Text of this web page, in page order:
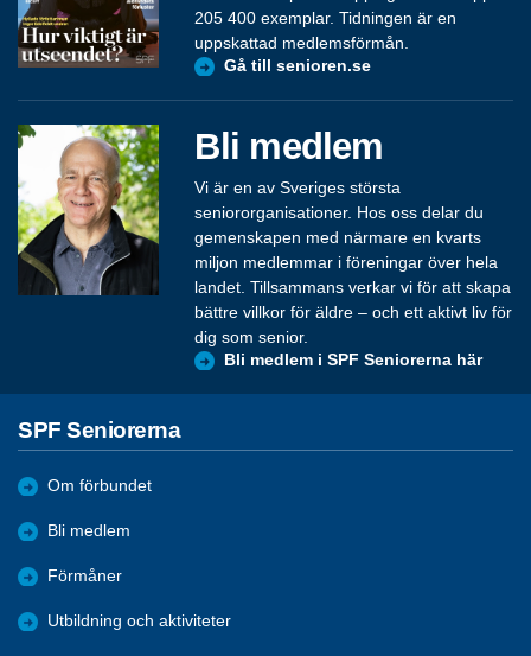
205 400 exemplar. Tidningen är en
uppskattad medlemsförmån.
Gå till senioren.se
Bli medlem
Vi är en av Sveriges största
seniororganisationer. Hos oss delar du
gemenskapen med närmare en kvarts
miljon medlemmar i föreningar över hela
landet. Tillsammans verkar vi för att skapa
bättre villkor för äldre – och ett aktivt liv för
dig som senior.
Bli medlem i SPF Seniorerna här
SPF Seniorerna
Om förbundet
Bli medlem
Förmåner
Utbildning och aktiviteter